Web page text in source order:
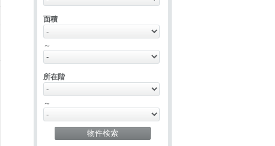
面積
～
所在階
～